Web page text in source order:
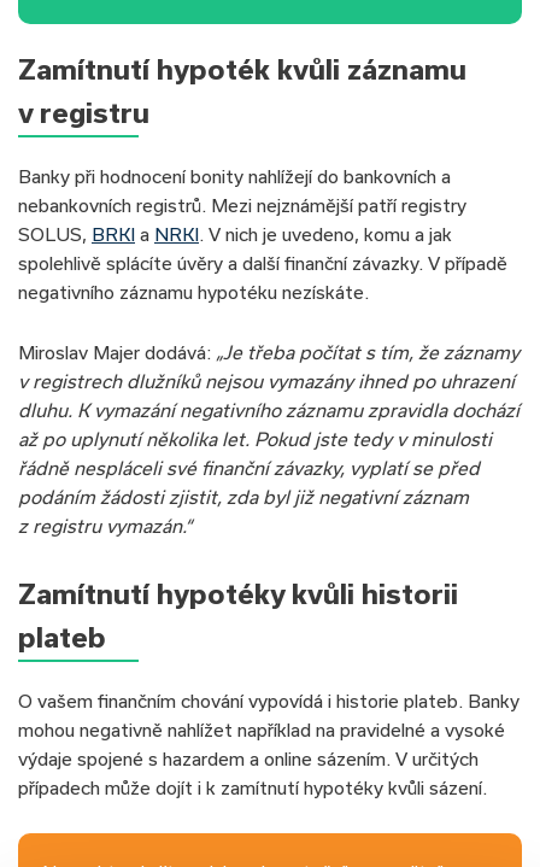
Zamítnutí hypoték kvůli záznamu
v registru
Banky při hodnocení bonity nahlížejí do bankovních a
nebankovních registrů. Mezi nejznámější patří registry
SOLUS, BRKI a NRKI. V nich je uvedeno, komu a jak
spolehlivě splácíte úvěry a další finanční závazky. V případě
negativního záznamu hypotéku nezískáte.
Miroslav Majer dodává: „Je třeba počítat s tím, že záznamy
v registrech dlužníků nejsou vymazány ihned po uhrazení
dluhu. K vymazání negativního záznamu zpravidla dochází
až po uplynutí několika let. Pokud jste tedy v minulosti
řádně nespláceli své finanční závazky, vyplatí se před
podáním žádosti zjistit, zda byl již negativní záznam
z registru vymazán.“
Zamítnutí hypotéky kvůli historii
plateb
O vašem finančním chování vypovídá i historie plateb. Banky
mohou negativně nahlížet například na pravidelné a vysoké
výdaje spojené s hazardem a online sázením. V určitých
případech může dojít i k zamítnutí hypotéky kvůli sázení.